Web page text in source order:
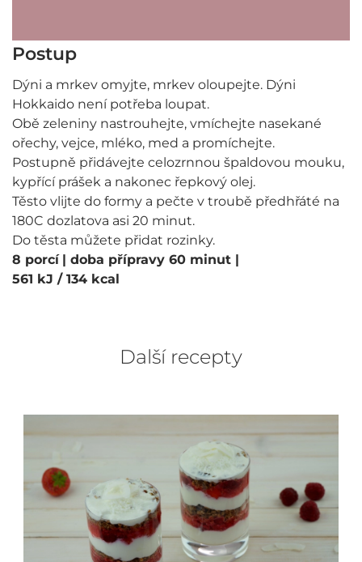
Postup
Dýni a mrkev omyjte, mrkev oloupejte. Dýni
Hokkaido není potřeba loupat.
Obě zeleniny nastrouhejte, vmíchejte nasekané
ořechy, vejce, mléko, med a promíchejte.
Postupně přidávejte celozrnnou špaldovou mouku,
kypřící prášek a nakonec řepkový olej.
Těsto vlijte do formy a pečte v troubě předhřáté na
180C dozlatova asi 20 minut.
Do těsta můžete přidat rozinky.
8 porcí | doba přípravy 60 minut |
561 kJ / 134 kcal
Další recepty